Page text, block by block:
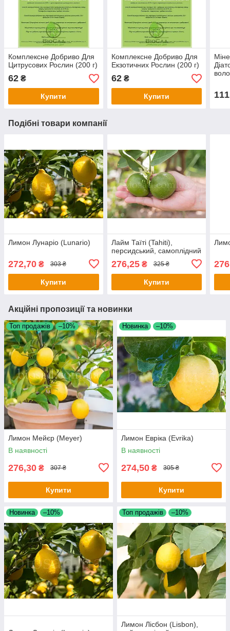
Комплексне Добриво Для
Цитрусових Рослин (200 г)
62 ₴
Купити
Комплексне Добриво Для
Екзотичних Рослин (200 г)
62₴
Купити 111
Подібні товари компанії
Лимон Лунаріо (Lunario)
272,70 ₴ 303 ₴
Купити
Лайм Таїті (Tahiti),
персидський, самоплідний
276,25₴ 325 ₴
Купити
Акційні пропозиції та новинки
Топ продажів –10%
Лимон Мейєр (Meyer)
В наявності
276,30 ₴ 307 ₴
Купити
Новинка –10%
Лимон Евріка (Evrika)
В наявності
274,50 ₴ 305 ₴
Купити
Новинка –10% Топ продажів –10%
Лимон Лісбон (Lisbon),